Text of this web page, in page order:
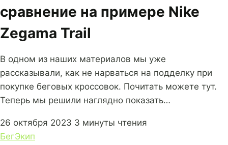
сравнение на примере Nike
Zegama Trail
В одном из наших материалов мы уже
рассказывали, как не нарваться на подделку при
покупке беговых кроссовок. Почитать можете тут.
Теперь мы решили наглядно показать…
26 октября 2023 3 минуты чтения
БегЭкип